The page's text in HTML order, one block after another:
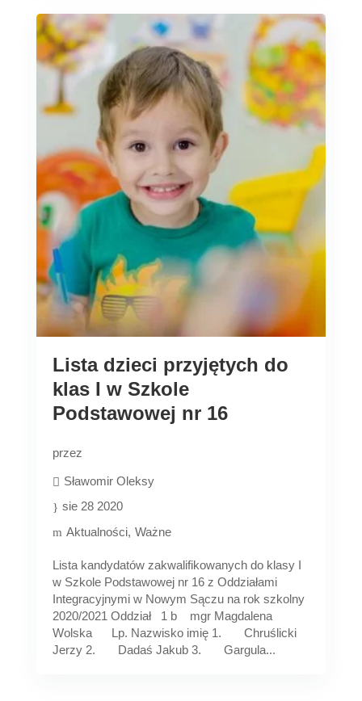
Lista dzieci przyjętych do
klas I w Szkole
Podstawowej nr 16
przez
Sławomir Oleksy
sie 28 2020
Aktualności Ważne
Lista kandydatów zakwalifikowanych do klasy I
w Szkole Podstawowej nr 16 z Oddziałami
Integracyjnymi w Nowym Sączu na rok szkolny
2020/2021 Oddział 1 b mgr Magdalena
Wolska Lp. Nazwisko imię 1. Chruślicki
Jerzy 2. Dadaś Jakub 3. Gargula...